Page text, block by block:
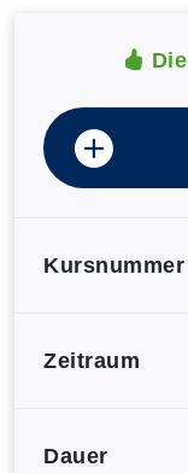
Kursnummer
Zeitraum
Dauer